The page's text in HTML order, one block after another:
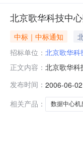
北京歌华科技中
中标｜中标通知
招标单位： 北京歌华科
正文内容： 北京歌华科
机工程公司
气工
发布时间： 2006-06-02
相关产品：
数据中心机